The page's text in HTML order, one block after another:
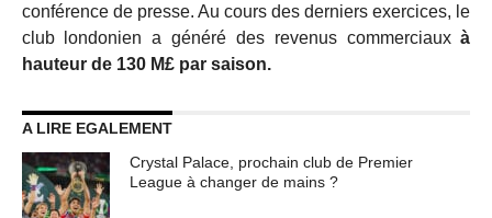
conférence de presse. Au cours des derniers exercices, le
club londonien a généré des revenus commerciauxà
hauteur de 130 M£ par saison.
A LIRE EGALEMENT
Crystal Palace, prochain club de Premier
League à changer de mains ?